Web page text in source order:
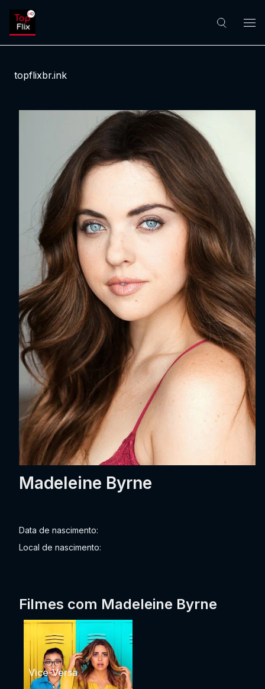
topflixbr.ink
Madeleine Byrne
Data de nascimento:
Local de nascimento:
Filmes com Madeleine Byrne
Vice-Versa